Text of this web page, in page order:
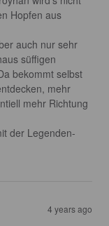
Hopfen aus
auch nur sehr
süffigen
bekommt selbst
mehr
mehr Richtung
der Legenden-
4 years ago